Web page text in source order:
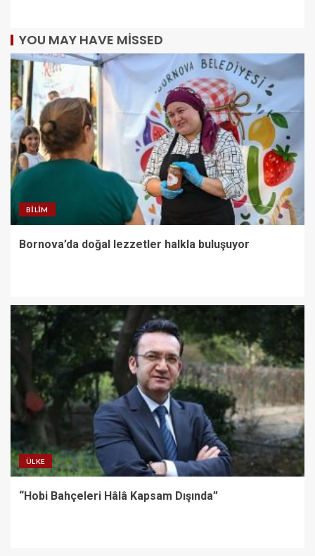
YOU MAY HAVE MISSED
BILIM
Bornova’da doğal lezzetler halkla buluşuyor
ÜLKE
“Hobi Bahçeleri Hâlâ Kapsam Dışında”